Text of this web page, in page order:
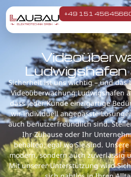
+49 151
Ludwigshafen
Sicherheit ist uns wichtig – und
Videoüberwachung Ludwigshafen
dass jeder Kunde einzigartige
wir individuell angepasste
auch benutzerfreundlich sind.
Ihr Zuhause oder Ihr
behalten, egal wo Sie sind.
modern, sondern auch zuverlässig
Mit unserer Unterstützung wird